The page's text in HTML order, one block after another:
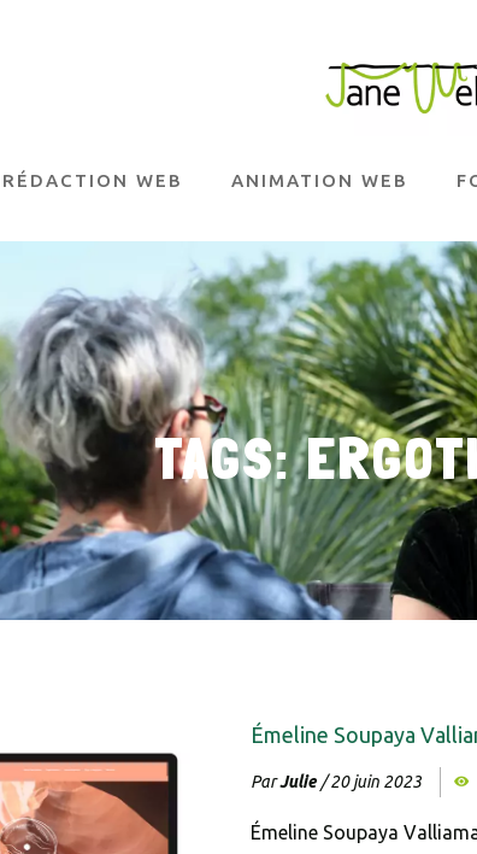
RÉDACTION WEB ANIMATION WEB
TAGS:
Émeline Soupaya
Par Julie /20 juin 2023
Émeline Soupaya